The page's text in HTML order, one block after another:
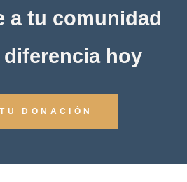
a tu comunidad
diferencia hoy
DONACIÓN